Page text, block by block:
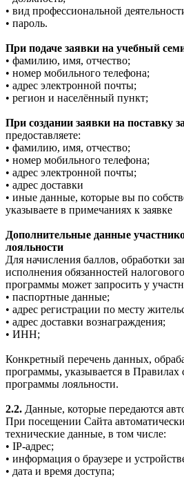
• вид профессиональной
• пароль.
При подаче заявки на учебный
• фамилию, имя, отчество;
• номер мобильного телефона;
• адрес электронной почты;
• регион и населённый пункт;
При создании заявки на поставку
предоставляете:
• фамилию, имя, отчество;
• номер мобильного телефона;
• адрес электронной почты;
• адрес доставки
• иные данные, которые вы по
указываете в примечаниях к заявке
Дополнительные данные
лояльности
Для начисления баллов, обработки
исполнения обязанностей
программы может запросить у
• паспортные данные;
• адрес регистрации по месту
• адрес доставки вознаграждения;
• ИНН;
Конкретный перечень данных,
программы, указывается в Правилах
программы лояльности.
2.2. Данные, которые передаются
При посещении Сайта
технические данные, в том числе:
• IP-адрес;
• информация о браузере и
• дата и время доступа;